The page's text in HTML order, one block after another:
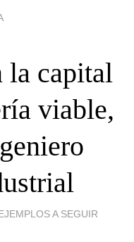
la capital
viable,
A SEGUIR